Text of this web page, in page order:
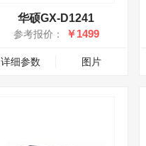
华硕GX-D1241
参考报价： ￥1499
详细参数 图片